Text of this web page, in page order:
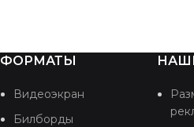
ФОРМАТЫ
Видеоэкран
Билборды